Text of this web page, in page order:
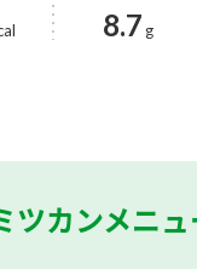
8.7 g
ツカンメニ